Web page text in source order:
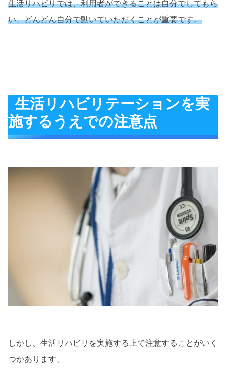
生活リハビリでは、利用者ができることは自分でしてもら
い、どんどん自分で動いていただくことが重要です。
生活リハビリテーションを実
施するうえでの注意点
しかし、生活リハビリを実施する上で注意することがいく
つかあります。